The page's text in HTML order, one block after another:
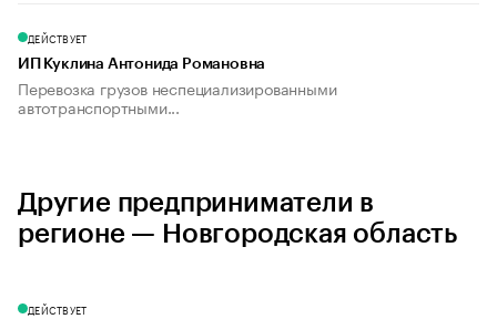
ДЕЙСТВУЕТ
ИП Куклина Антонида Романовна
Перевозка грузов неспециализированными
автотранспортными...
Другие предприниматели в
регионе — Новгородская область
ДЕЙСТВУЕТ